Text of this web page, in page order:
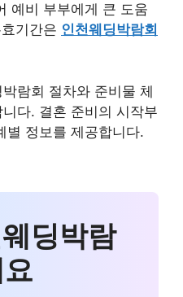
예비 부부에게 큰 도움
기간은 인천웨딩박람회
람회 절차와 준비물 체
다. 결혼 준비의 시작부
별 정보를 제공합니다.
딩박람